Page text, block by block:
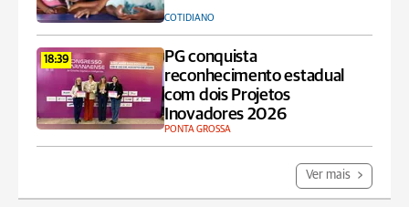
COTIDIANO
18:39
PG conquista
reconhecimento estadual
com dois Projetos
Inovadores 2026
PONTA GROSSA
Ver mais